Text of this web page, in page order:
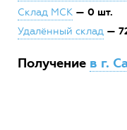
Склад МСК — 0 шт.
Удалённый склад —
Получение в г.